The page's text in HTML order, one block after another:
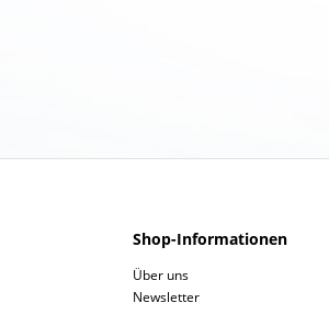
Shop-Informationen
Über uns
Newsletter